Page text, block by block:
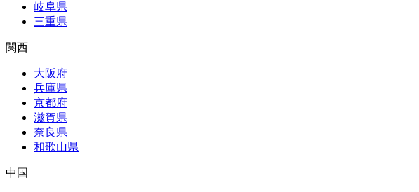
岐阜県
三重県
関西
大阪府
兵庫県
京都府
滋賀県
奈良県
和歌山県
中国